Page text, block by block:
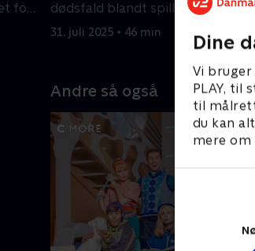
Dine
Vi
PLAY, til
til
du kan
mere om
for
dødsfald blandt spillerne.
31. juli 2025 • 46 min
Andre så også